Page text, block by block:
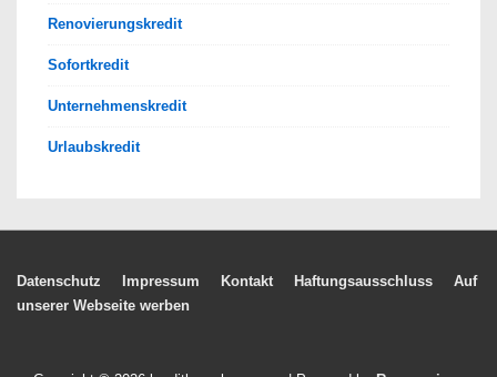
Renovierungskredit
Sofortkredit
Unternehmenskredit
Urlaubskredit
Footer-
Datenschutz Impressum Kontakt Haftungsausschluss
Auf
unserer Webseite werben